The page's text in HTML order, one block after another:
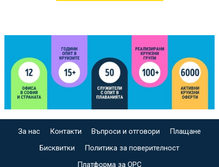
За нас Контакти Въпроси и отговори
Плащане
Бисквитки
Политика за поверителност
Платформа за ОРС